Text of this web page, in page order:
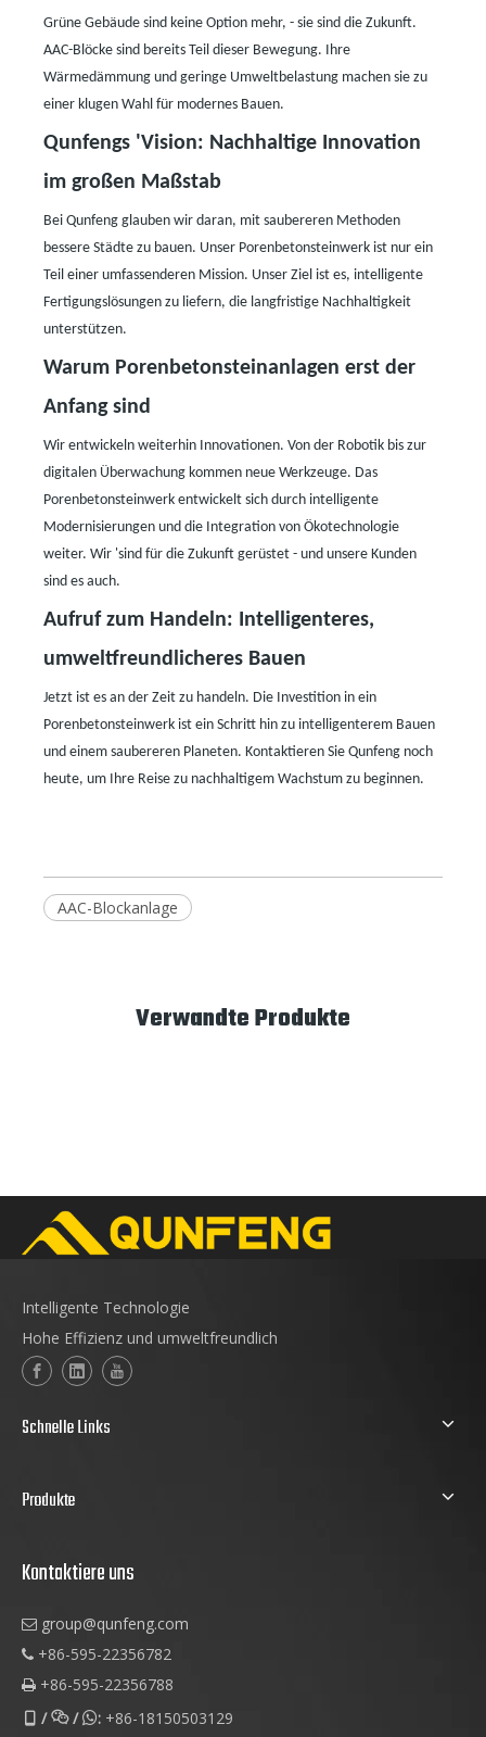
Grüne Gebäude sind keine Option mehr, - sie sind die Zukunft.
AAC-Blöcke sind bereits Teil dieser Bewegung. Ihre
Wärmedämmung und geringe Umweltbelastung machen sie zu
einer klugen Wahl für modernes Bauen.
Qunfengs 'Vision: Nachhaltige Innovation
im großen Maßstab
Bei Qunfeng glauben wir daran, mit saubereren Methoden
bessere Städte zu bauen. Unser Porenbetonsteinwerk ist nur ein
Teil einer umfassenderen Mission. Unser Ziel ist es, intelligente
Fertigungslösungen zu liefern, die langfristige Nachhaltigkeit
unterstützen.
Warum Porenbetonsteinanlagen erst der
Anfang sind
Wir entwickeln weiterhin Innovationen. Von der Robotik bis zur
digitalen Überwachung kommen neue Werkzeuge. Das
Porenbetonsteinwerk entwickelt sich durch intelligente
Modernisierungen und die Integration von Ökotechnologie
weiter. Wir 'sind für die Zukunft gerüstet - und unsere Kunden
sind es auch.
Aufruf zum Handeln: Intelligenteres,
umweltfreundlicheres Bauen
Jetzt ist es an der Zeit zu handeln. Die Investition in ein
Porenbetonsteinwerk ist ein Schritt hin zu intelligenterem Bauen
und einem saubereren Planeten. Kontaktieren Sie Qunfeng noch
heute, um Ihre Reise zu nachhaltigem Wachstum zu beginnen.
AAC-Blockanlage
Verwandte Produkte
Intelligente Technologie
Hohe Effizienz und umweltfreundlich
Schnelle Links
Produkte
Kontaktiere uns
 group@qunfeng.com
 +86-595-22356782
 +86-595-22356788
//: +86-18150503129